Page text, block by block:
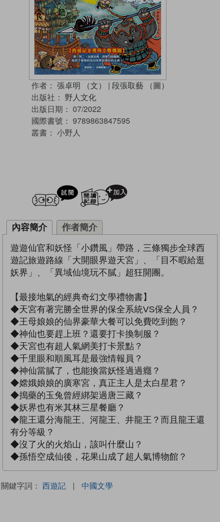
作者： 張卓明 （文） | 段張取藝 （圖）
出版社： 野人文化
出版日期： 07/2022
國際書號： 9789863847595
叢書： 小野人
試閲
內容簡介 作者簡介
遊遊仙官和妖怪「小鑽風」帶路，三條獨步全球西
遊記旅遊路線「大開眼界遊天宮」、「目不暇給逛
妖界」、「異域仙境玩不膩」超狂開團。
【最接地氣的經典奇幻文學禮物書】
◆天宮有著完勝全世界的保全系統VS保全人員？
◆王母娘娘的仙界豪華大餐可以免費吃到飽？
◆神仙也要趕上班？還要打卡換制服？
◆天宮也有超人氣網美打卡景點？
◆千里眼和順風耳是最強情報員？
◆神仙當膩了，也能換當妖怪過過癮？
◆嫦娥娘娘的廣寒宮，真正主人是太白星君？
◆搗藥的玉兔曾經綁架過唐三藏？
◆妖界也有米其林三星餐廳？
◆龍王還分海龍王、河龍王、井龍王？而且龍王還
有分等級？
◆沒了火的火焰山，該叫什麼山？
◆孫悟空成仙後，花果山成了超人氣博物館？
關鍵字詞： 西遊記 | 中國文學